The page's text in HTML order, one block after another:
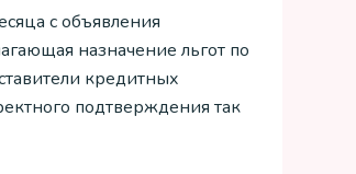
с объявления
назначение льгот по
кредитных
подтверждения так